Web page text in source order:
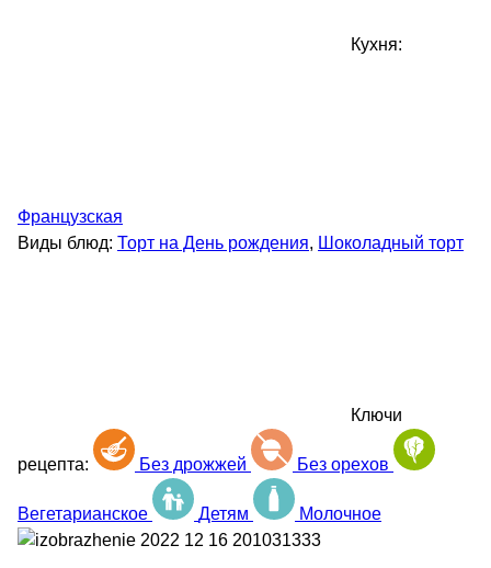
Кухня:
Французская
Виды блюд: Торт на День рождения, Шоколадный торт
Ключи
рецепта: Без дрожжей Без орехов
Вегетарианское Детям Молочное